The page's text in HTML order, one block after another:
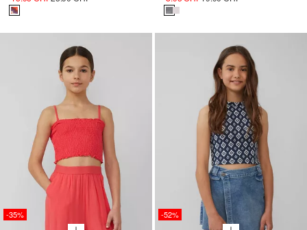
-35% -52%